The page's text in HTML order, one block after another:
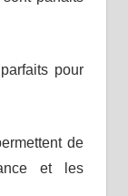
pour
de
et les